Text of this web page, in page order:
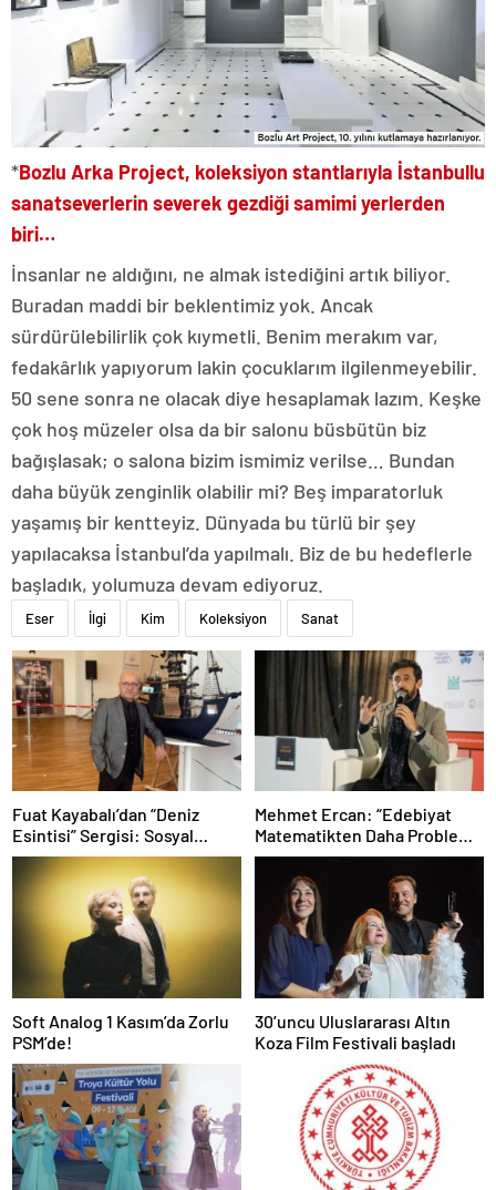
*Bozlu Arka Project, koleksiyon stantlarıyla İstanbullu
sanatseverlerin severek gezdiği samimi yerlerden
biri…
İnsanlar ne aldığını, ne almak istediğini artık biliyor.
Buradan maddi bir beklentimiz yok. Ancak
sürdürülebilirlik çok kıymetli. Benim merakım var,
fedakârlık yapıyorum lakin çocuklarım ilgilenmeyebilir.
50 sene sonra ne olacak diye hesaplamak lazım. Keşke
çok hoş müzeler olsa da bir salonu büsbütün biz
bağışlasak; o salona bizim ismimiz verilse… Bundan
daha büyük zenginlik olabilir mi? Beş imparatorluk
yaşamış bir kentteyiz. Dünyada bu türlü bir şey
yapılacaksa İstanbul’da yapılmalı. Biz de bu hedeflerle
başladık, yolumuza devam ediyoruz.
Eser İlgi Kim Koleksiyon Sanat
Fuat Kayabalı’dan “Deniz
Esintisi” Sergisi: Sosyal
Farkındalıkla Sanat Buluşuyor
Mehmet Ercan: “Edebiyat
Matematikten Daha Problemli
Bir Mesele”
Soft Analog 1 Kasım’da Zorlu
PSM’de!
30’uncu Uluslararası Altın
Koza Film Festivali başladı